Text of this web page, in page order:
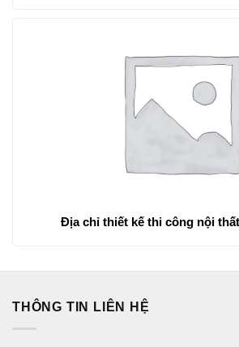
Địa chỉ thiết kế thi công nội
THÔNG TIN LIÊN HỆ